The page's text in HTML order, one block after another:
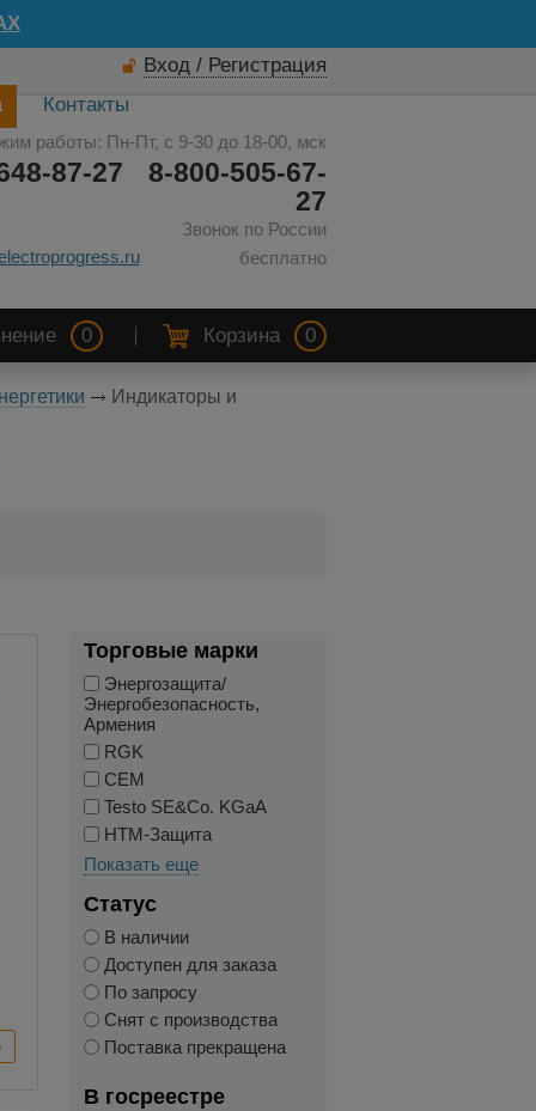
Вход / Регистрация
Контакты
работы: Пн-Пт, с 9-30 до 18-00, мск
8-800-505-67-
27
Звонок по России
бесплатно
87-27
0 Корзина 0
Индикаторы и
Торговые марки
Энергозащита/
Энергобезопасность,
Армения
RGK
CEM
Testo SE&Co. KGaA
НТМ-Защита
Показать еще
Статус
В наличии
Доступен для заказа
По запросу
Снят с производства
Поставка прекращена
В госреестре